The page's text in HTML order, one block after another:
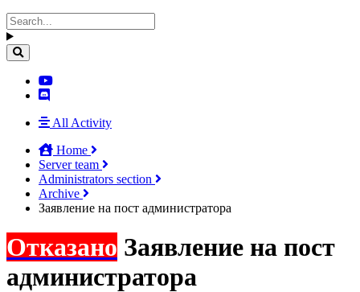
All Activity
Home
Server team
Administrators section
Archive
Заявление на пост администратора
Отказано Заявление на пост
администратора